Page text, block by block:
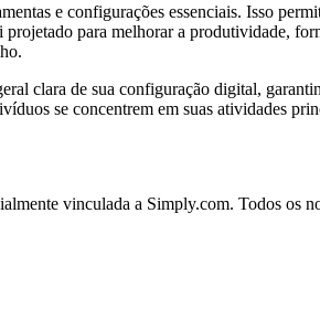
e configurações essenciais. Isso
para melhorar a produtividade,
clara de sua configuração digital,
se concentrem em suas atividades
vinculada a Simply.com. Todos os